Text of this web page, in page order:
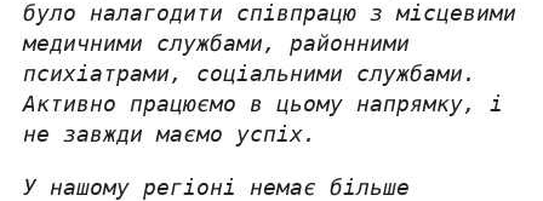
було налагодити співпрацю з місцевими
медичними службами, районними
психіатрами, соціальними службами.
Активно працюємо в цьому напрямку, і
не завжди маємо успіх.
У нашому регіоні немає більше